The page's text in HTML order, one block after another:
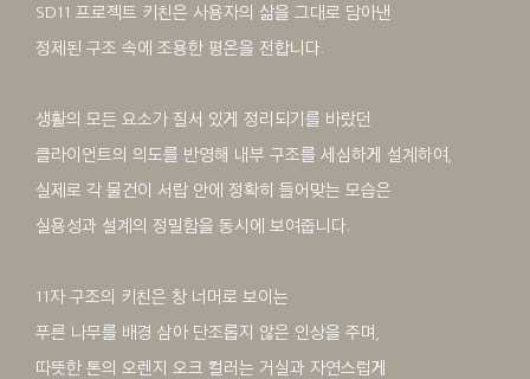
SD11 프로젝트 키친은 사용자의 삶을 그대로 담아낸
정제된 구조 속에 조용한 평온을 전합니다.
생활의 모든 요소가 질서 있게 정리되기를 바랐던
클라이언트의 의도를 반영해 내부 구조를 세심하게 설계하여,
실제로 각 물건이 서랍 안에 정확히 들어맞는 모습은
실용성과 설계의 정밀함을 동시에 보여줍니다.
11자 구조의 키친은 창 너머로 보이는
푸른 나무를 배경 삼아 단조롭지 않은 인상을 주며,
따뜻한 톤의 오렌지 오크 컬러는 거실과 자연스럽게